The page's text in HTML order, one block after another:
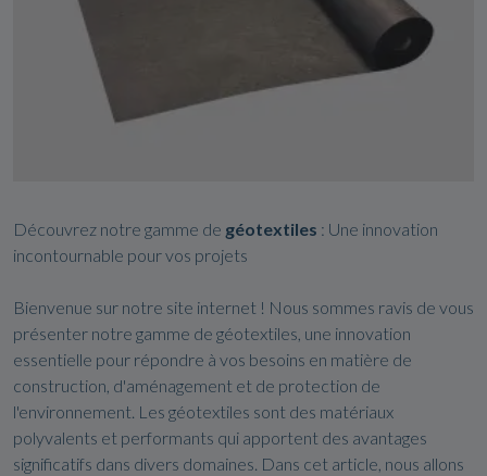
Découvrez notre gamme de géotextiles : Une innovation
incontournable pour vos projets
Bienvenue sur notre site internet ! Nous sommes ravis de vous
présenter notre gamme de géotextiles, une innovation
essentielle pour répondre à vos besoins en matière de
construction, d'aménagement et de protection de
l'environnement. Les géotextiles sont des matériaux
polyvalents et performants qui apportent des avantages
significatifs dans divers domaines. Dans cet article, nous allons